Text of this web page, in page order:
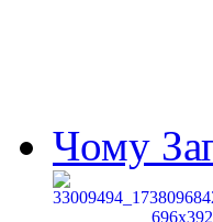
Чому